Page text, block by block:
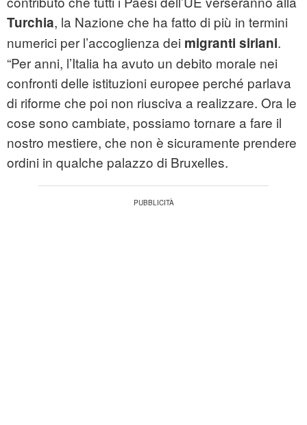
Turchia, la Nazione che ha fatto di più in termini
numerici per l’accoglienza dei migranti siriani.
“Per anni, l’Italia ha avuto un debito morale nei
confronti delle istituzioni europee perché parlava
di riforme che poi non riusciva a realizzare. Ora le
cose sono cambiate, possiamo tornare a fare il
nostro mestiere, che non è sicuramente prendere
ordini in qualche palazzo di Bruxelles.